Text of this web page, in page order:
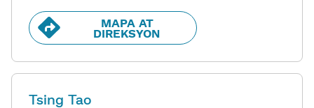
MAPA AT
DIREKSYON​​
Tsing Tao